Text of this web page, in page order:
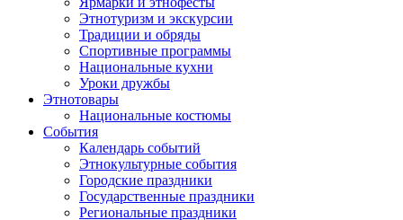
Этнотуризм и экскурсии
Традиции и обряды
Спортивные программы
Национальные кухни
Уроки дружбы
Этнотовары
Национальные костюмы
События
Календарь событий
Этнокультурные события
Городские праздники
Государственные праздники
Региональные праздники